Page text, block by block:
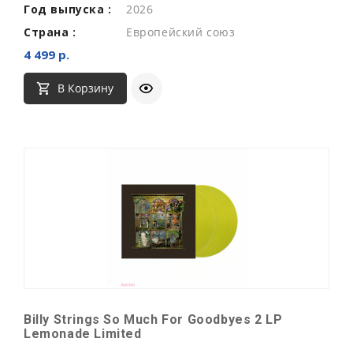
Год выпуска :
2026
Страна :
Европейский союз
4 499 р.
В Корзину
Billy Strings So Much For Goodbyes 2 LP
Lemonade Limited